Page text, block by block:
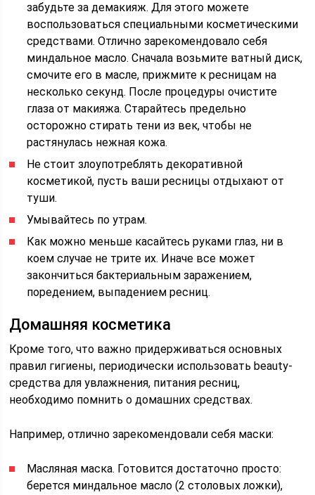
забудьте за демакияж. Для этого можете
воспользоваться специальными косметическими
средствами. Отлично зарекомендовало себя
миндальное масло. Сначала возьмите ватный диск,
смочите его в масле, прижмите к ресницам на
несколько секунд. После процедуры очистите
глаза от макияжа. Старайтесь предельно
осторожно стирать тени из век, чтобы не
растянулась нежная кожа.
Не стоит злоупотреблять декоративной
косметикой, пусть ваши ресницы отдыхают от
туши.
Умывайтесь по утрам.
Как можно меньше касайтесь руками глаз, ни в
коем случае не трите их. Иначе все может
закончиться бактериальным заражением,
поредением, выпадением ресниц.
Домашняя косметика
Кроме того, что важно придерживаться основных
правил гигиены, периодически использовать beauty-
средства для увлажнения, питания ресниц,
необходимо помнить о домашних средствах.
Например, отлично зарекомендовали себя маски:
Масляная маска. Готовится достаточно просто:
берется миндальное масло (2 столовых ложки),